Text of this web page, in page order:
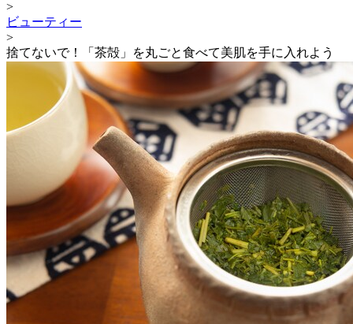
>
ビューティー
>
捨てないで！「茶殻」を丸ごと食べて美肌を手に入れよう